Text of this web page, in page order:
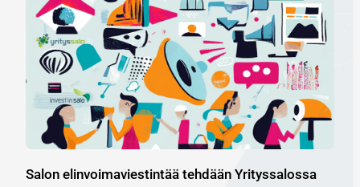
Salon elinvoimaviestintää tehdään Yrityssalossa